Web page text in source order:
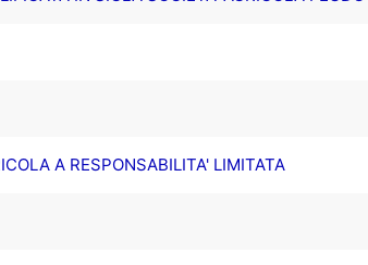
A RESPONSABILITA' LIMITATA